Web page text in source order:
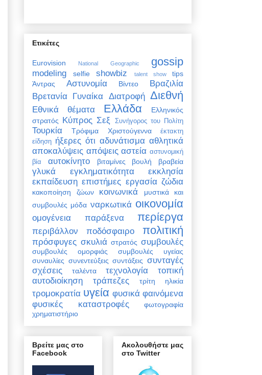
Ετικέτες
Eurovision National Geographic gossip
modeling selfie showbiz talent show
tips
Άντρας
Αστυνομία Βίντεο
Βραζιλία
Βρετανία Γυναίκα Διατροφή Διεθνή
Εθνικά θέματα Ελλάδα
Ελληνικός
στρατός Κύπρος Σεξ Συνήγορος του Πολίτη
Τουρκία Τρόφιμα Χριστούγεννα
έκτακτη
είδηση ήξερες ότι αδυνάτισμα αθλητικά
αποκαλύψεις απόψεις αστεία αστυνομική
βία
αυτοκίνητο βιταμίνες βουλή βραβεία
γλυκά εγκληματικότητα
εκκλησία
εκπαίδευση επιστήμες εργασία ζώδια
κακοποίηση ζώων κοινωνικά
μυστικά και
συμβουλές μόδα ναρκωτικά οικονομία
ομογένεια παράξενα περίεργα
περιβάλλον ποδόσφαιρο πολιτική
πρόσφυγες σκυλιά στρατός συμβουλές
συμβουλές ομορφιάς
συμβουλές υγείας
συναυλίες συνεντεύξεις συντάξεις συνταγές
σχέσεις
ταλέντα τεχνολογία
τοπική
αυτοδιοίκηση
τράπεζες τρίτη ηλικία
τρομοκρατία υγεία φυσικά φαινόμενα
φυσικές καταστροφές
φωτογραφία
χρηματιστήριο
Βρείτε μας στο
Facebook
Ακολουθήστε μας
στο Twitter